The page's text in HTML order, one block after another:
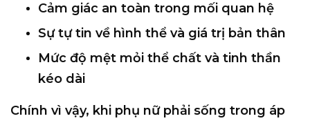
Cảm giác an toàn trong mối quan hệ
Sự tự tin về hình thể và giá trị bản thân
Mức độ mệt mỏi thể chất và tinh thần
kéo dài
Chính vì vậy, khi phụ nữ phải sống trong áp